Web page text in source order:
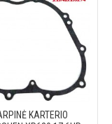
KARTERIO